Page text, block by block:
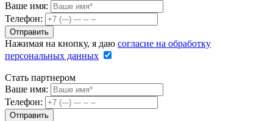
Ваше имя:
Телефон:
Нажимая на кнопку, я даю согласие на обработку
персональных данных
Стать партнером
Ваше имя:
Телефон: